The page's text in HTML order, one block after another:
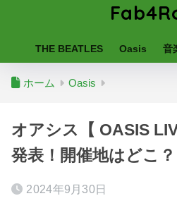
THE BEATLES Oasis 音
ホーム Oasis
オアシス【 OASIS
発表！開催地はどこ？
2024年9月30日